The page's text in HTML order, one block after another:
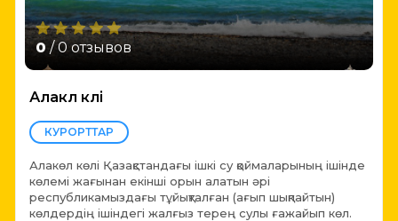
0 / 0 отзывов
Алакөл көлі
КУРОРТТАР
Алакөл көлі Қазақстандағы ішкі су қоймаларының ішінде
көлемі жағынан екінші орын алатын әрі
республикамыздағы тұйықталған (ағып шықпайтын)
көлдердің ішіндегі жалғыз терең сулы ғажайып көл.